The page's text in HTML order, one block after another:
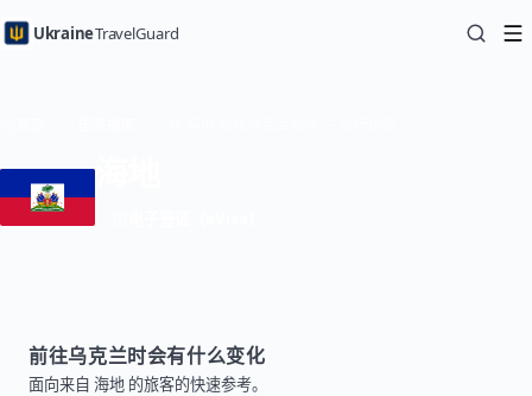
UkraineTravelGuard
前往乌克兰时会有什么变化
面向来自 海地 的旅客的快速参考。